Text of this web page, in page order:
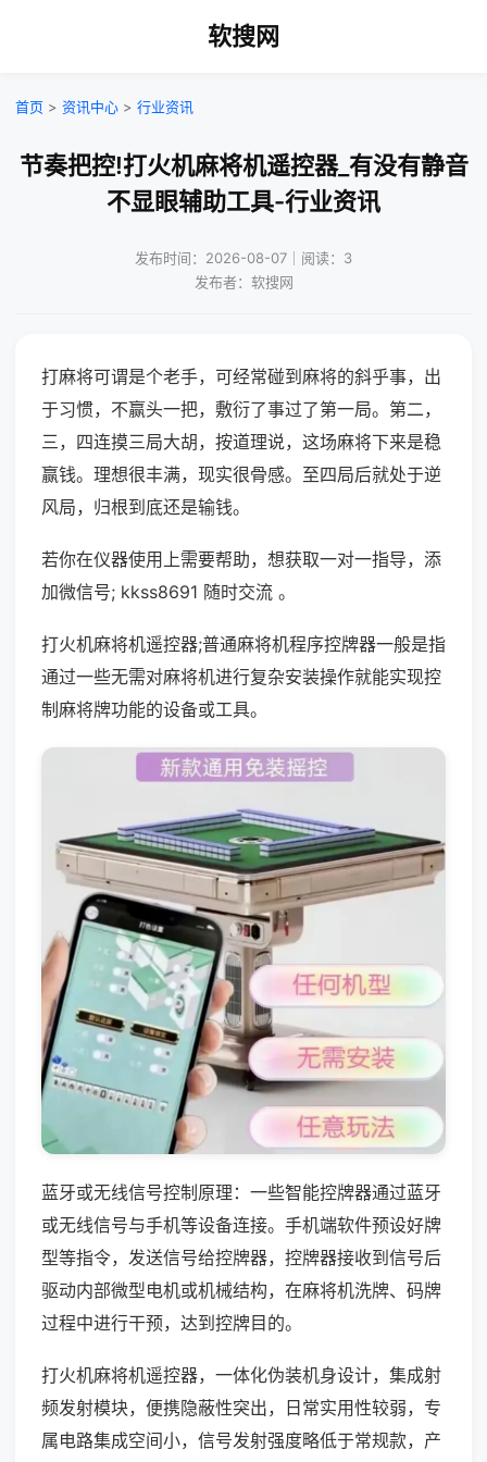
软搜网
首页 > 资讯中心 > 行业资讯
节奏把控!打火机麻将机遥控器_有没有静音
不显眼辅助工具-行业资讯
发布时间：2026-08-07｜阅读：3
发布者：软搜网
打麻将可谓是个老手，可经常碰到麻将的斜乎事，出
于习惯，不赢头一把，敷衍了事过了第一局。第二，
三，四连摸三局大胡，按道理说，这场麻将下来是稳
赢钱。理想很丰满，现实很骨感。至四局后就处于逆
风局，归根到底还是输钱。
若你在仪器使用上需要帮助，想获取一对一指导，添
加微信号; kkss8691 随时交流 。
打火机麻将机遥控器;普通麻将机程序控牌器一般是指
通过一些无需对麻将机进行复杂安装操作就能实现控
制麻将牌功能的设备或工具。
蓝牙或无线信号控制原理：一些智能控牌器通过蓝牙
或无线信号与手机等设备连接。手机端软件预设好牌
型等指令，发送信号给控牌器，控牌器接收到信号后
驱动内部微型电机或机械结构，在麻将机洗牌、码牌
过程中进行干预，达到控牌目的。
打火机麻将机遥控器，一体化伪装机身设计，集成射
频发射模块，便携隐蔽性突出，日常实用性较弱，专
属电路集成空间小，信号发射强度略低于常规款，产